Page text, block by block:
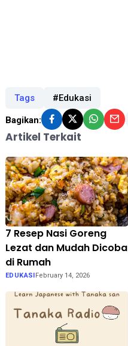
Tags #Edukasi
Bagikan:
Artikel Terkait
7 Resep Nasi Goreng
Lezat dan Mudah Dicoba
di Rumah
EDUKASI February 14, 2026